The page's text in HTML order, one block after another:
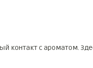
контакт с ароматом.